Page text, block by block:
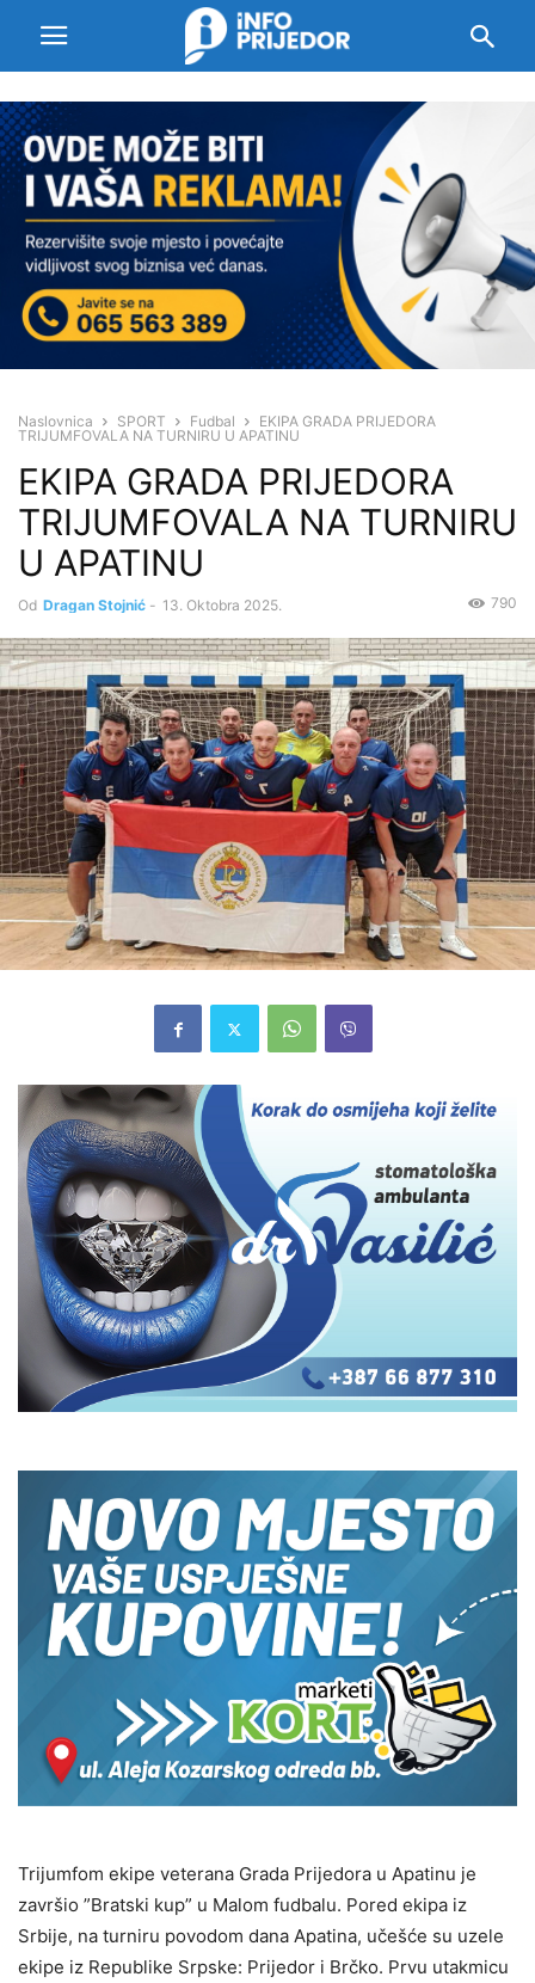
Naslovnica SPORT Fudbal
EKIPA GRADA PRIJEDORA
TRIJUMFOVALA NA TURNIRU U APATINU
EKIPA GRADA PRIJEDORA
TRIJUMFOVALA NA TURNIRU
U APATINU
Od Dragan Stojnić - 13. Oktobra 2025. 790
Trijumfom ekipe veterana Grada Prijedora u Apatinu je
završio ”Bratski kup” u Malom fudbalu. Pored ekipa iz
Srbije, na turniru povodom dana Apatina, učešće su uzele
ekipe iz Republike Srpske: Prijedor i Brčko. Prvu utakmicu